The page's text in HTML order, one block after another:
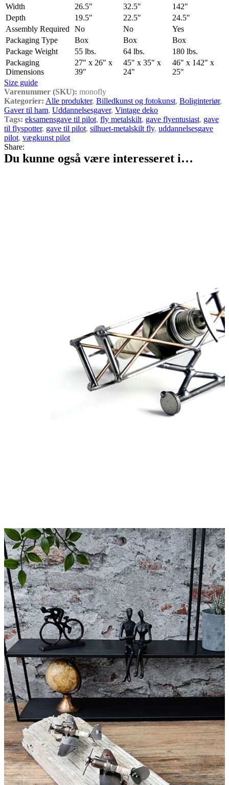
Width
26.5" 32.5"
142"
Depth
19.5" 22.5"
24.5"
Assembly Required
No No
Yes
Packaging Type
Box Box
Box
Package Weight
55 lbs. 64 lbs.
180 lbs.
Packaging
Dimensions
27" x 26" x
39"
45" x 35" x
24"
46" x 142" x
25"
Size guide
Varenummer (SKU): monofly
Kategorier: Alle produkter, Billedkunst og fotokunst, Boliginteriør,
Gaver til ham, Uddannelsesgaver, Vintage deko
Tags: eksamensgave til pilot, fly metalskilt, gave flyentusiast, gave
til flyspotter, gave til pilot, silhuet-metalskilt fly, uddannelsesgave
pilot, vægkunst pilot
Share:
Du kunne også være interesseret i…